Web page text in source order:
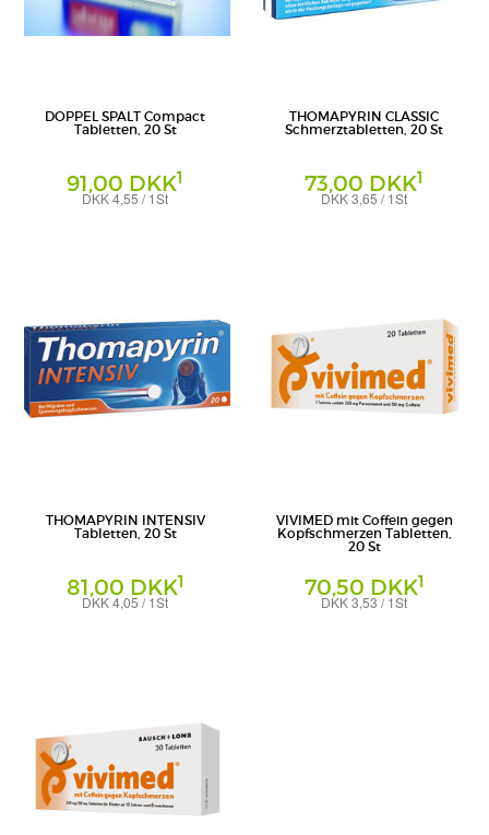
DOPPEL SPALT Compact
Tabletten, 20 St
91,00 DKK1
DKK 4,55 / 1St
THOMAPYRIN CLASSIC
Schmerztabletten, 20 St
73,00 DKK1
DKK 3,65 / 1St
THOMAPYRIN INTENSIV
Tabletten, 20 St
81,00 DKK1
DKK 4,05 / 1St
VIVIMED mit Coffein gegen
Kopfschmerzen Tabletten,
20 St
70,50 DKK1
DKK 3,53 / 1St